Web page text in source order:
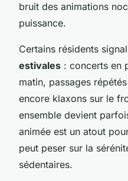
bruit des animations
puissance.
Certains résidents
estivales : concerts en
matin, passages
encore klaxons sur le
ensemble devient
animée est un atout
peut peser sur la
sédentaires.